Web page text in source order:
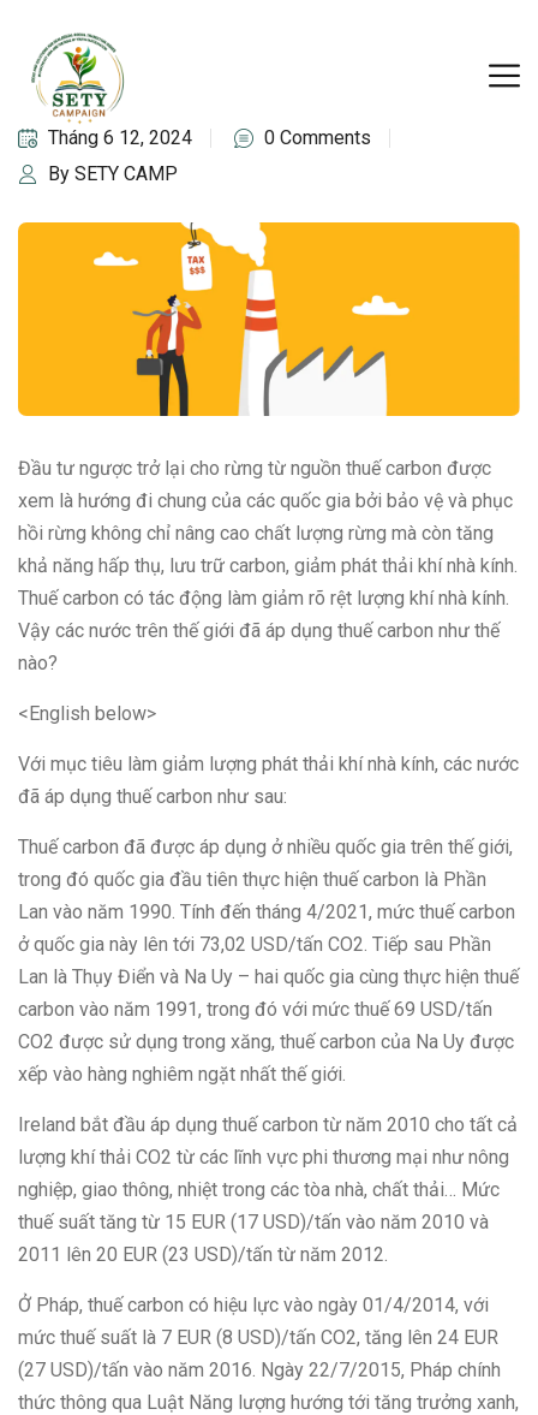
Tháng 6 12, 2024
0 Comments
By SETY CAMP
Đầu tư ngược trở lại cho rừng từ nguồn thuế carbon được
xem là hướng đi chung của các quốc gia bởi bảo vệ và phục
hồi rừng không chỉ nâng cao chất lượng rừng mà còn tăng
khả năng hấp thụ, lưu trữ carbon, giảm phát thải khí nhà kính.
Thuế carbon có tác động làm giảm rõ rệt lượng khí nhà kính.
Vậy các nước trên thế giới đã áp dụng thuế carbon như thế
nào?
<English below>
Với mục tiêu làm giảm lượng phát thải khí nhà kính, các nước
đã áp dụng thuế carbon như sau:
Thuế carbon đã được áp dụng ở nhiều quốc gia trên thế giới,
trong đó quốc gia đầu tiên thực hiện thuế carbon là Phần
Lan vào năm 1990. Tính đến tháng 4/2021, mức thuế carbon
ở quốc gia này lên tới 73,02 USD/tấn CO2. Tiếp sau Phần
Lan là Thụy Điển và Na Uy – hai quốc gia cùng thực hiện thuế
carbon vào năm 1991, trong đó với mức thuế 69 USD/tấn
CO2 được sử dụng trong xăng, thuế carbon của Na Uy được
xếp vào hàng nghiêm ngặt nhất thế giới.
Ireland bắt đầu áp dụng thuế carbon từ năm 2010 cho tất cả
lượng khí thải CO2 từ các lĩnh vực phi thương mại như nông
nghiệp, giao thông, nhiệt trong các tòa nhà, chất thải… Mức
thuế suất tăng từ 15 EUR (17 USD)/tấn vào năm 2010 và
2011 lên 20 EUR (23 USD)/tấn từ năm 2012.
Ở Pháp, thuế carbon có hiệu lực vào ngày 01/4/2014, với
mức thuế suất là 7 EUR (8 USD)/tấn CO2, tăng lên 24 EUR
(27 USD)/tấn vào năm 2016. Ngày 22/7/2015, Pháp chính
thức thông qua Luật Năng lượng hướng tới tăng trưởng xanh,